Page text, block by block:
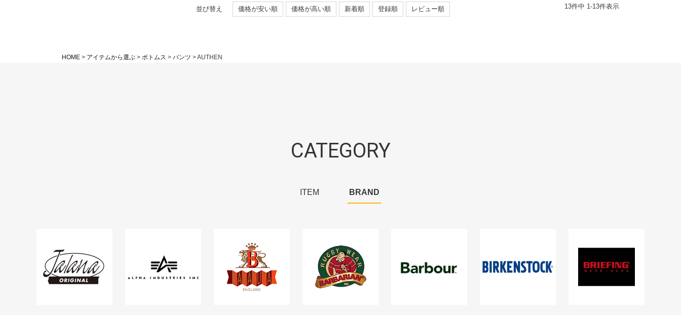
並び替え 価格が安い順 価格が高い順 新着順 登録順 レビュー順 13件中 1-13件表示
HOME アイテムから選ぶ ボトムス パンツ AUTHEN
CATEGORY
ITEM BRAND